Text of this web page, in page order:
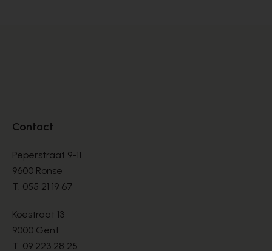
Contact
Peperstraat 9-11
9600 Ronse
T. 055 21 19 67
Koestraat 13
9000 Gent
T. 09 223 28 25